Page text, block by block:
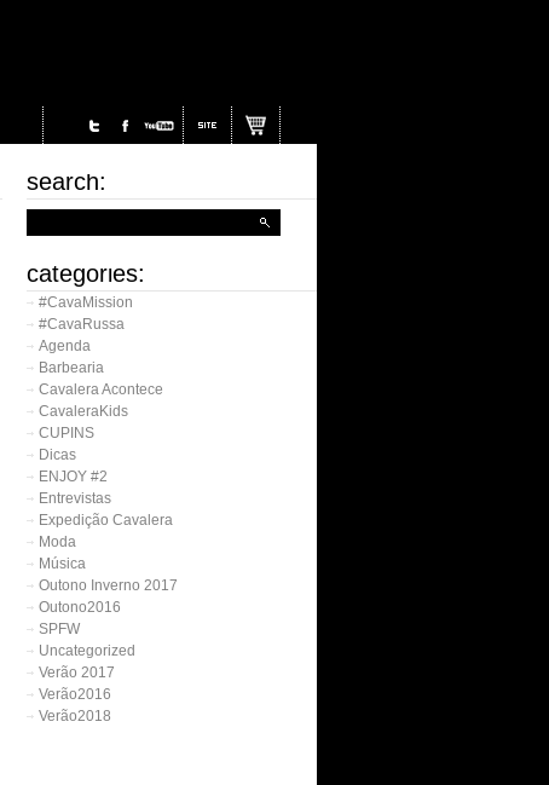
search:
categories:
#CavaMission
#CavaRussa
Agenda
Barbearia
Cavalera Acontece
CavaleraKids
CUPINS
Dicas
ENJOY #2
Entrevistas
Expedição Cavalera
Moda
Música
Outono Inverno 2017
Outono2016
SPFW
Uncategorized
Verão 2017
Verão2016
Verão2018